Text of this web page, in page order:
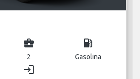
business_center
2
local_gas_station
Gasolina
login